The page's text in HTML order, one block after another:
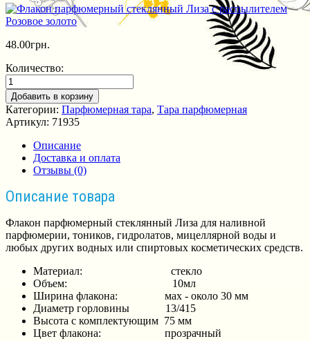
48.00грн.
Количество:
Добавить в корзину
Категории: Парфюмерная тара, Тара парфюмерная
Артикул: 71935
Описание
Доставка и оплата
Отзывы (0)
Описание товара
Флакон парфюмерный стеклянный Лиза для наливной
парфюмерии, тоников, гидролатов, мицеллярной воды и
любых других водных или спиртовых косметических средств.
Материал: стекло
Объем: 10мл
Ширина флакона: мах - около 30 мм
Диаметр горловины 13/415
Высота с комплектующим 75 мм
Цвет флакона: прозрачный